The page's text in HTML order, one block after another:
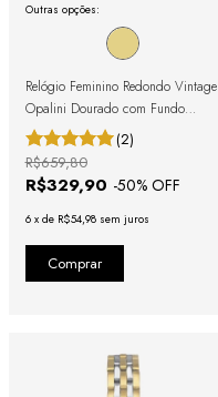
Outras opções:
Relógio Feminino Redondo Vintage
Opalini Dourado com Fundo
Perolado
(2)
R$329,90 -50% OFF
R$659,80
6 x de R$54,98 sem juros